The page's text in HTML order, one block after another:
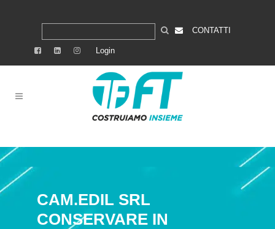
CONTATTI
Login
CAM.EDIL SRL
CONSERVARE IN